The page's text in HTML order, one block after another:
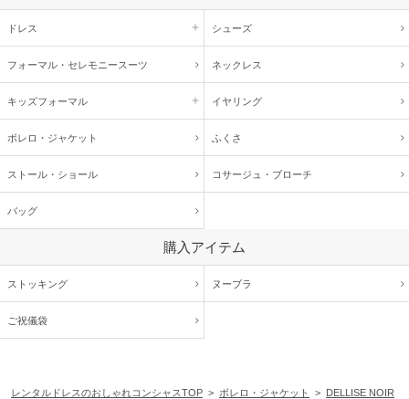
ドレス シューズ
フォーマル・ セレモニースーツ ネックレス
キッズフォーマル イヤリング
ボレロ・ジャケット ふくさ
ストール・ショール コサージュ・ ブローチ
バッグ
購入アイテム
ストッキング ヌーブラ
ご祝儀袋
レンタルドレスのおしゃれコンシャスTOP > ボレロ・ジャケット > DELLISE NOIR